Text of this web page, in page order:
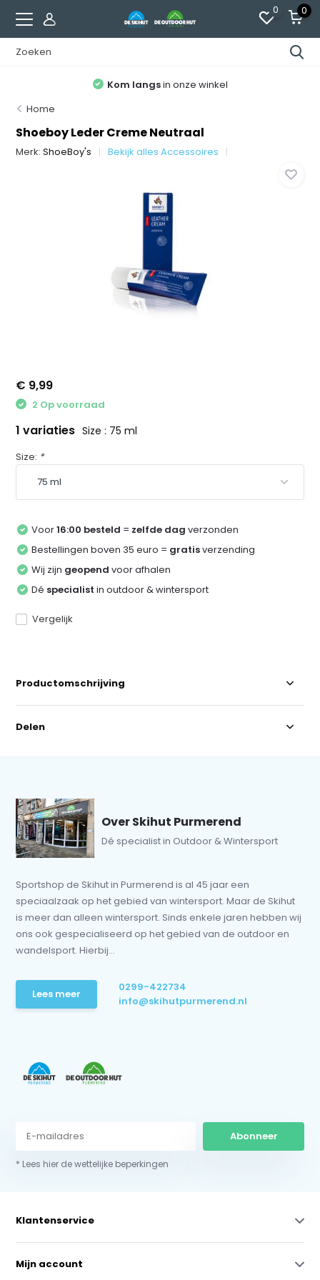
0 0
Kom langsin onze winkel
Home
Shoeboy Leder Creme Neutraal
Merk:ShoeBoy's Bekijk alles Accessoires
€ 9,99
2 Op voorraad
1 variaties Size : 75 ml
Size: *
Voor16:00 besteld = zelfde dag verzonden
Bestellingen boven 35 euro = gratisverzending
Wij zijn geopend voor afhalen
Dé specialist in outdoor & wintersport
Vergelijk
Productomschrijving
Delen
Over Skihut Purmerend
Dé specialist in Outdoor & Wintersport
Sportshop de Skihut in Purmerend is al 45 jaar een
speciaalzaak op het gebied van wintersport. Maar de Skihut
is meer dan alleen wintersport. Sinds enkele jaren hebben wij
ons ook gespecialiseerd op het gebied van de outdoor en
wandelsport. Hierbij...
Lees meer
0299-422734
info@skihutpurmerend.nl
Abonneer
* Lees hier de wettelijke beperkingen
Klantenservice
Mijn account